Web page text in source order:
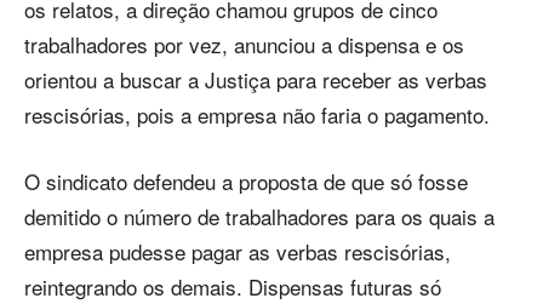
os relatos, a direção chamou grupos de cinco
trabalhadores por vez, anunciou a dispensa e os
orientou a buscar a Justiça para receber as verbas
rescisórias, pois a empresa não faria o pagamento.
O sindicato defendeu a proposta de que só fosse
demitido o número de trabalhadores para os quais a
empresa pudesse pagar as verbas rescisórias,
reintegrando os demais. Dispensas futuras só